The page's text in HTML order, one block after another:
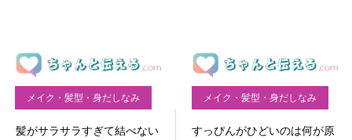
メイク・髪型・身だしなみ
髪がサラサラすぎて結べない
メイク・髪型・身だしなみ
すっぴんがひどいのは何が原